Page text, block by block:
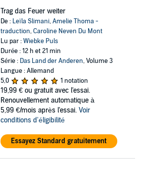
Trag das Feuer weiter
De : Leïla Slimani,Amelie Thoma -
traduction,Caroline Neven Du Mont
Lu par :Wiebke Puls
Durée : 12 h et 21 min
Série : Das Land der Anderen, Volume 3
Langue : Allemand
5,0
1 notation
19,99 € ou gratuit avec l'essai.
Renouvellement automatique à
5,99 €/mois après l'essai. Voir
conditions d'éligibilité
Essayez Standard gratuitement